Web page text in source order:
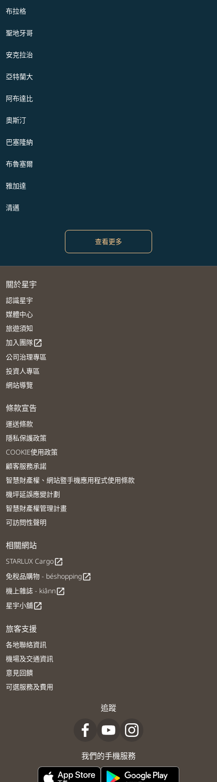
布拉格
聖地牙哥
安克拉治
亞特蘭大
阿布達比
奧斯汀
巴塞隆納
布魯塞爾
雅加達
清邁
查看更多
關於星宇
認識星宇
媒體中心
旅遊須知
加入團隊open_in_new
公司治理專區
投資人專區
網站導覽
條款宣告
運送條款
隱私保護政策
COOKIE使用政策
顧客服務承諾
智慧財產權、網站暨手機應用程式使用條款
機坪延誤應變計劃
智慧財產權管理計畫
可訪問性聲明
相關網站
STARLUX Cargoopen_in_new
免稅品購物 - béshoppingopen_in_new
機上雜誌 - kiânnopen_in_new
星宇小舖open_in_new
旅客支援
各地聯絡資訊
機場及交通資訊
意見回饋
可選服務及費用
追蹤
我們的手機服務